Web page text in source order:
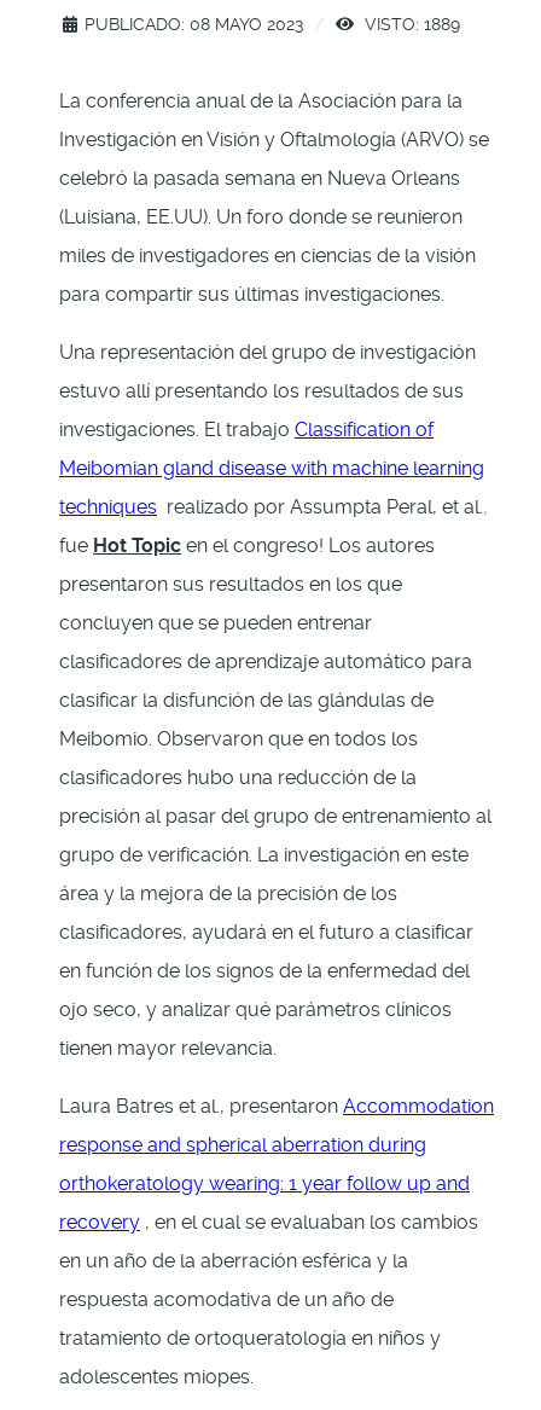
PUBLICADO: 08 MAYO 2023
VISTO: 1889
La conferencia anual de la Asociación para la
Investigación en Visión y Oftalmología (ARVO) se
celebró la pasada semana en Nueva Orleans
(Luisiana, EE.UU). Un foro donde se reunieron
miles de investigadores en ciencias de la visión
para compartir sus últimas investigaciones.
Una representación del grupo de investigación
estuvo allí presentando los resultados de sus
investigaciones. El trabajo Classification of
Meibomian gland disease with machine learning
techniques realizado por Assumpta Peral, et al.,
fue Hot Topic en el congreso! Los autores
presentaron sus resultados en los que
concluyen que se pueden entrenar
clasificadores de aprendizaje automático para
clasificar la disfunción de las glándulas de
Meibomio. Observaron que en todos los
clasificadores hubo una reducción de la
precisión al pasar del grupo de entrenamiento al
grupo de verificación. La investigación en este
área y la mejora de la precisión de los
clasificadores, ayudará en el futuro a clasificar
en función de los signos de la enfermedad del
ojo seco, y analizar qué parámetros clínicos
tienen mayor relevancia.
Laura Batres et al., presentaron Accommodation
response and spherical aberration during
orthokeratology wearing: 1 year follow up and
recovery , en el cual se evaluaban los cambios
en un año de la aberración esférica y la
respuesta acomodativa de un año de
tratamiento de ortoqueratología en niños y
adolescentes miopes.